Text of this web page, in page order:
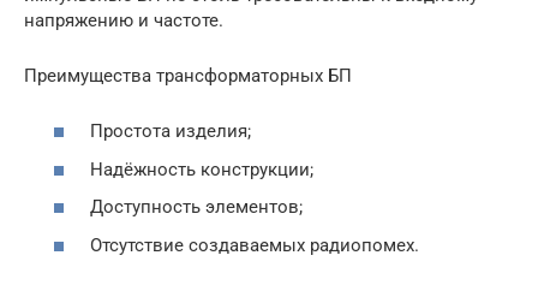
напряжению и частоте.
Преимущества трансформаторных БП
Простота изделия;
Надёжность конструкции;
Доступность элементов;
Отсутствие создаваемых радиопомех.